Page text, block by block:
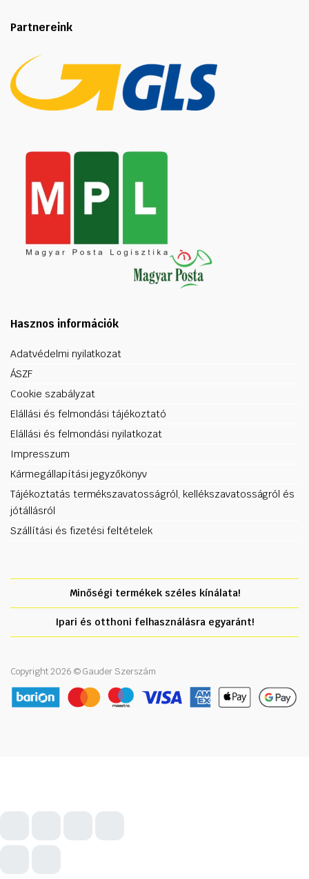
Partnereink
Hasznos információk
Adatvédelmi nyilatkozat
ÁSZF
Cookie szabályzat
Elállási és felmondási tájékoztató
Elállási és felmondási nyilatkozat
Impresszum
Kármegállapítási jegyzőkönyv
Tájékoztatás termékszavatosságról, kellékszavatosságról és
jótállásról
Szállítási és fizetési feltételek
Minőségi termékek széles kínálata!
Ipari és otthoni felhasználásra egyaránt!
Copyright 2026 © Gauder Szerszám